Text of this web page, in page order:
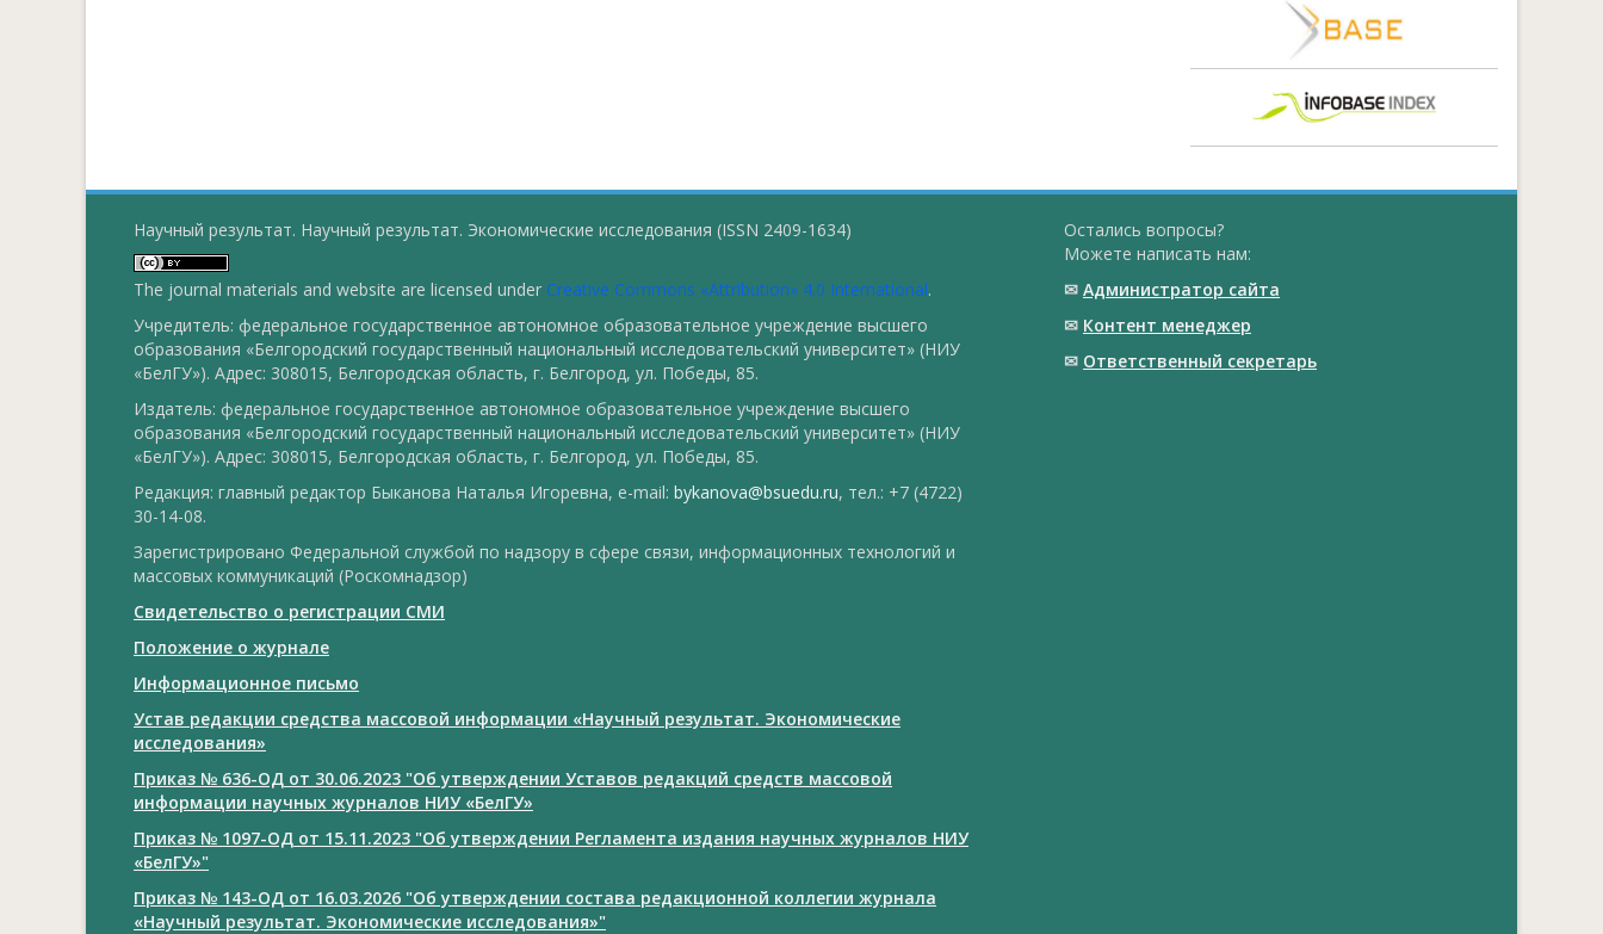
Научный результат. Научный результат. Экономические исследования (ISSN 2409-1634)
The journal materials and website are licensed under Creative Commons «Attribution» 4.0 International.
Учредитель: федеральное государственное автономное образовательное учреждение высшего
образования «Белгородский государственный национальный исследовательский университет» (НИУ
«БелГУ»). Адрес: 308015, Белгородская область, г. Белгород, ул. Победы, 85.
Издатель: федеральное государственное автономное образовательное учреждение высшего
образования «Белгородский государственный национальный исследовательский университет» (НИУ
«БелГУ»). Адрес: 308015, Белгородская область, г. Белгород, ул. Победы, 85.
Редакция: главный редактор Быканова Наталья Игоревна, e-mail: bykanova@bsuedu.ru, тел.: +7 (4722)
30-14-08.
Зарегистрировано Федеральной службой по надзору в сфере связи, информационных технологий и
массовых коммуникаций (Роскомнадзор)
Свидетельство о регистрации СМИ
Положение о журнале
Информационное письмо
Устав редакции средства массовой информации «Научный результат. Экономические
исследования»
Приказ № 636-ОД от 30.06.2023 "Об утверждении Уставов редакций средств массовой
информации научных журналов НИУ «БелГУ»
Приказ № 1097-ОД от 15.11.2023 "Об утверждении Регламента издания научных журналов НИУ
«БелГУ»"
Приказ № 143-ОД от 16.03.2026 "Об утверждении состава редакционной коллегии журнала
«Научный результат. Экономические исследования»"
Остались вопросы?
Можете написать нам:
✉ Администратор сайта
✉ Контент менеджер
✉ Ответственный cекретарь